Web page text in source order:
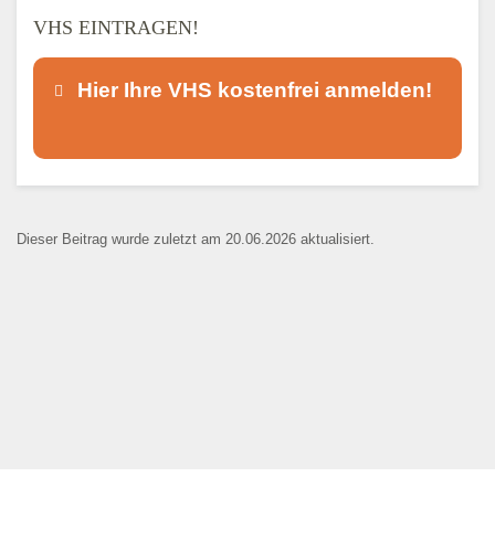
VHS EINTRAGEN!
Hier Ihre VHS kostenfrei anmelden!
Kontaktaufnahme und ist nicht
Dieser Beitrag wurde zuletzt am 20.06.2026 aktualisiert.